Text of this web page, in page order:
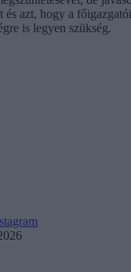
és azt, hogy a
is legyen szükség.